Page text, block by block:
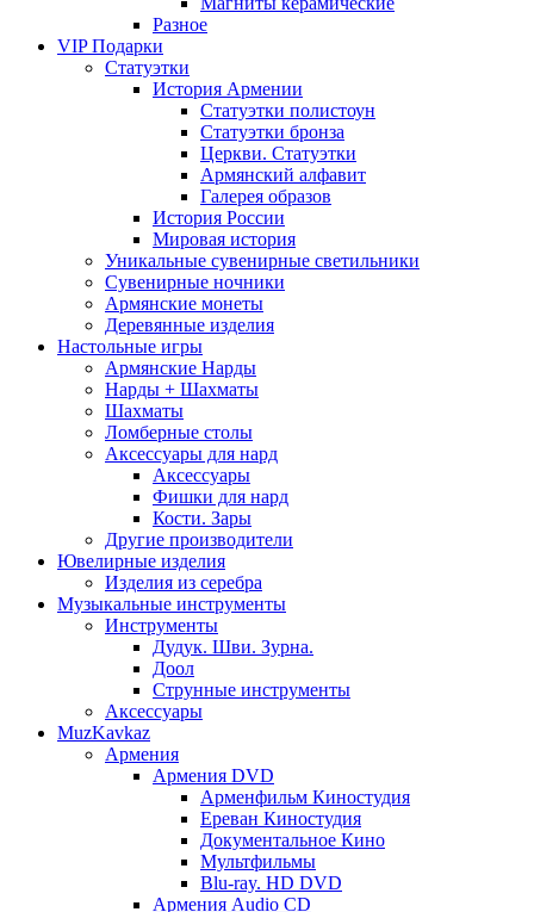
Разное
VIP Подарки
Статуэтки
История Армении
Статуэтки полистоун
Статуэтки бронза
Церкви. Статуэтки
Армянский алфавит
Галерея образов
История России
Мировая история
Уникальные сувенирные светильники
Сувенирные ночники
Армянские монеты
Деревянные изделия
Настольные игры
Армянские Нарды
Нарды + Шахматы
Шахматы
Ломберные столы
Аксессуары для нард
Аксессуары
Фишки для нард
Кости. Зары
Другие производители
Ювелирные изделия
Изделия из серебра
Музыкальные инструменты
Инструменты
Дудук. Шви. Зурна.
Доол
Струнные инструменты
Аксессуары
MuzKavkaz
Армения
Армения DVD
Арменфильм Киностудия
Ереван Киностудия
Документальное Кино
Мультфильмы
Blu-ray. HD DVD
Армения Audio CD